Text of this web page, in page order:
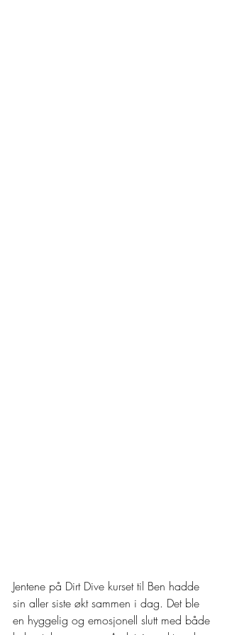
Jentene på Dirt Dive kurset til Ben hadde
sin aller siste økt sammen i dag. Det ble
en hyggelig og emosjonell slutt med både